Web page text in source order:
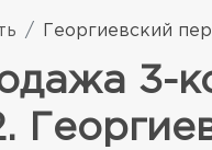
Георгиевский пер,
3-